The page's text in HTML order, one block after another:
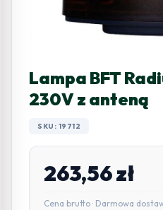
Lampa BFT
230V z anteną
SKU: 19712
263,56zł
Cena brutto · Darmowa